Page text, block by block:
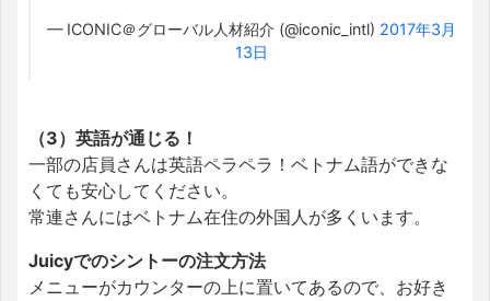
— ICONIC＠グローバル人材紹介 (@iconic_intl) 2017年3月
13日
（3）英語が通じる！
一部の店員さんは英語ペラペラ！ベトナム語ができな
くても安心してください。
常連さんにはベトナム在住の外国人が多くいます。
Juicyでのシントーの注文方法
メニューがカウンターの上に置いてあるので、お好き